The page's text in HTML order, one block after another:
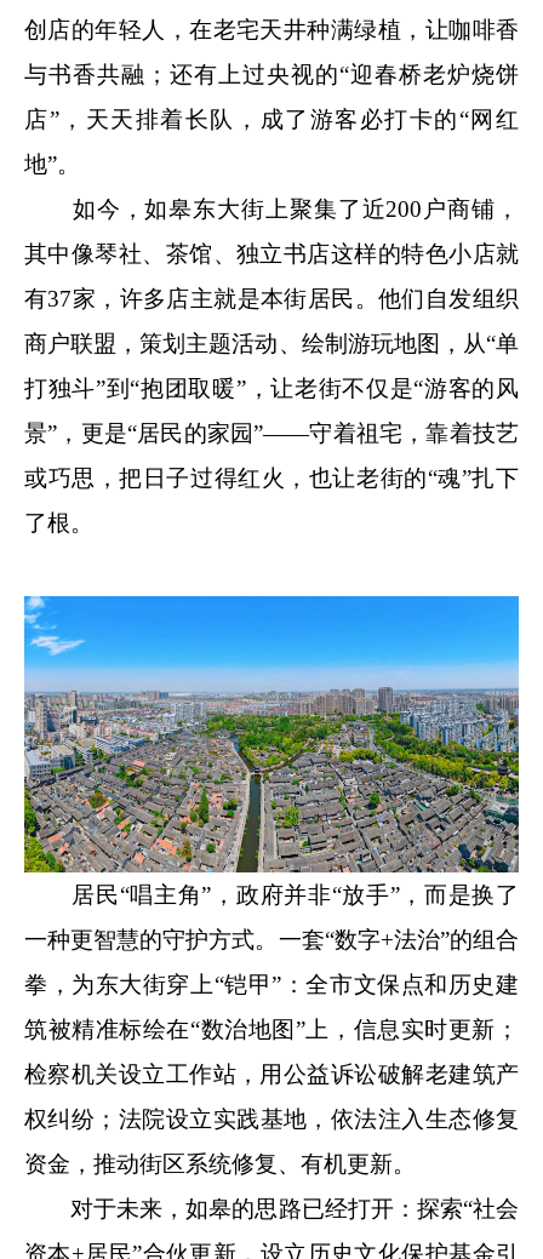
创店的年轻人，在老宅天井种满绿植，让咖啡香
与书香共融；还有上过央视的“迎春桥老炉烧饼
店”，天天排着长队，成了游客必打卡的“网红
地”。
如今，如皋东大街上聚集了近200户商铺，
其中像琴社、茶馆、独立书店这样的特色小店就
有37家，许多店主就是本街居民。他们自发组织
商户联盟，策划主题活动、绘制游玩地图，从“单
打独斗”到“抱团取暖”，让老街不仅是“游客的风
景”，更是“居民的家园”——守着祖宅，靠着技艺
或巧思，把日子过得红火，也让老街的“魂”扎下
了根。
居民“唱主角”，政府并非“放手”，而是换了
一种更智慧的守护方式。一套“数字+法治”的组合
拳，为东大街穿上“铠甲”：全市文保点和历史建
筑被精准标绘在“数治地图”上，信息实时更新；
检察机关设立工作站，用公益诉讼破解老建筑产
权纠纷；法院设立实践基地，依法注入生态修复
资金，推动街区系统修复、有机更新。
对于未来，如皋的思路已经打开：探索“社会
资本+居民”合伙更新，设立历史文化保护基金引